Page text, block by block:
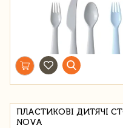
ПЛАСТИКОВІ ДИТЯЧІ
NOVA